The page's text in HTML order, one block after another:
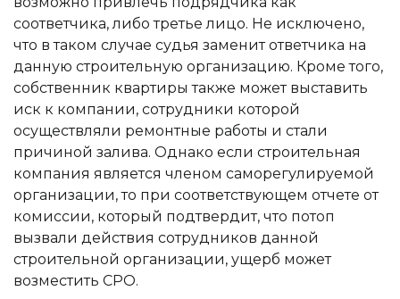
соответчика, либо третье лицо. Не исключено,
что в таком случае судья заменит ответчика на
данную строительную организацию. Кроме того,
собственник квартиры также может выставить
иск к компании, сотрудники которой
осуществляли ремонтные работы и стали
причиной залива. Однако если строительная
компания является членом саморегулируемой
организации, то при соответствующем отчете от
комиссии, который подтвердит, что потоп
вызвали действия сотрудников данной
строительной организации, ущерб может
возместить СРО.